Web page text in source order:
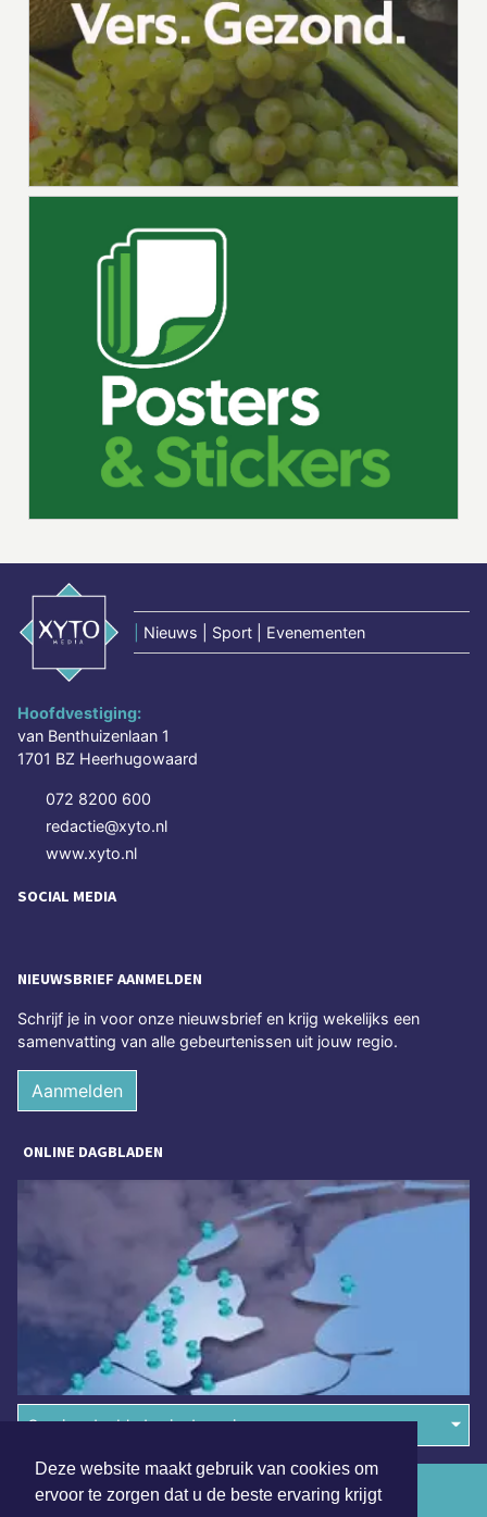
Deze website maakt gebruik van cookies om
ervoor te zorgen dat u de beste ervaring krijgt
Nieuws | Sport | Evenementen
Hoofdvestiging:
van Benthuizenlaan 1
1701 BZ Heerhugowaard
072 8200 600
redactie@xyto.nl
www.xyto.nl
SOCIAL MEDIA
NIEUWSBRIEF AANMELDEN
Schrijf je in voor onze nieuwsbrief en krijg wekelijks een
samenvatting van alle gebeurtenissen uit jouw regio.
Aanmelden
ONLINE DAGBLADEN
Overige dagbladen in de regio
Algemene voorwaarden